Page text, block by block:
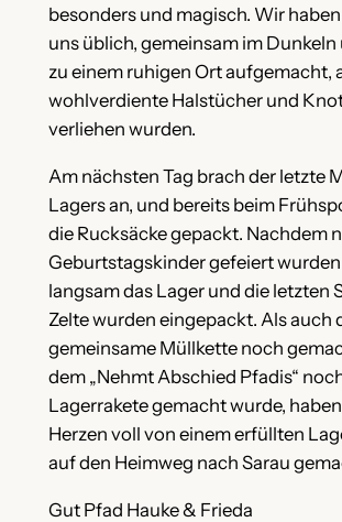
besonders und magisch. Wir
uns üblich, gemeinsam im Dunkeln
zu einem ruhigen Ort aufgemacht,
wohlverdiente Halstücher und
verliehen wurden.
Am nächsten Tag brach der letzte
Lagers an, und bereits beim
die Rucksäcke gepackt. Nachdem
Geburtstagskinder gefeiert
langsam das Lager und die letzten
Zelte wurden eingepackt. Als auch
gemeinsame Müllkette noch
dem „Nehmt Abschied Pfadis“
Lagerrakete gemacht wurde,
Herzen voll von einem erfüllten
auf den Heimweg nach Sarau
Gut Pfad Hauke & Frieda